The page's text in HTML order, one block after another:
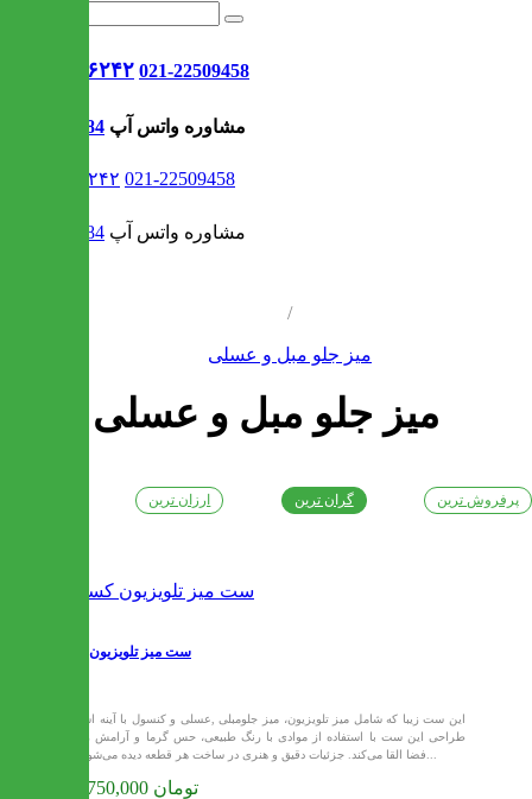
021-۹۱۳۰۶۲۴۲ 021-22509458
09302308484 مشاوره واتس آپ
021-۹۱۳۰۶۲۴۲ 021-22509458
09302308484 مشاوره واتس آپ
/
میز جلو مبل و عسلی
میز جلو مبل و عسلی
ارزان ترین گران ترین پرفروش ترین
ست میز تلویزیون کسرا
این ست زیبا که شامل میز تلویزیون، میز جلومبلی ,عسلی و کنسول با آینه است.
طراحی این ست با استفاده از موادی با رنگ طبیعی، حس گرما و آرامش را به
141,750,000 تومان